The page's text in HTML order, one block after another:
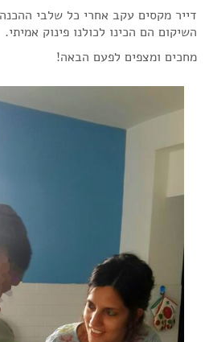
דייר מקסים עקב אחרי כל שלבי
השיקום הם הכינו לכולנו פינוק אמיתי.
מחכים ומצפים לפעם הבאה!